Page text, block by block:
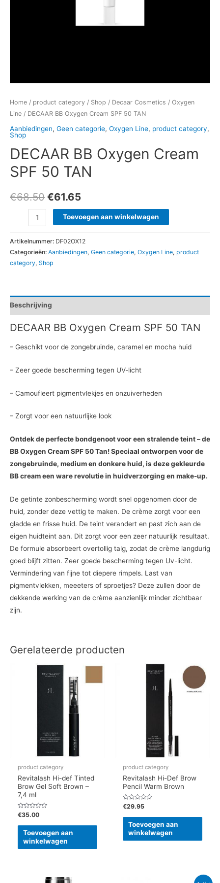
Home / product category / Shop / Decaar Cosmetics / Oxygen
Line / DECAAR BB Oxygen Cream SPF 50 TAN
Aanbiedingen, Geen categorie, Oxygen Line, product category,
Shop
DECAAR BB Oxygen Cream
SPF 50 TAN
€68.50 €61.65
Toevoegen aan winkelwagen
Artikelnummer: DF02OX12
Categorieën: Aanbiedingen, Geen categorie, Oxygen Line, product
category, Shop
Beschrijving
DECAAR BB Oxygen Cream SPF 50 TAN
– Geschikt voor de zongebruinde, caramel en mocha huid
– Zeer goede bescherming tegen UV-licht
– Camoufleert pigmentvlekjes en onzuiverheden
– Zorgt voor een natuurlijke look
Ontdek de perfecte bondgenoot voor een stralende teint – de
BB Oxygen Cream SPF 50 Tan! Speciaal ontworpen voor de
zongebruinde, medium en donkere huid, is deze gekleurde
BB cream een ware revolutie in huidverzorging en make-up.
De getinte zonbescherming wordt snel opgenomen door de
huid, zonder deze vettig te maken. De crème zorgt voor een
gladde en frisse huid. De teint verandert en past zich aan de
eigen huidteint aan. Dit zorgt voor een zeer natuurlijk resultaat.
De formule absorbeert overtollig talg, zodat de crème langdurig
goed blijft zitten. Zeer goede bescherming tegen Uv-licht.
Vermindering van fijne tot diepere rimpels. Last van
pigmentvlekken, meeeters of sproetjes? Deze zullen door de
dekkende werking van de crème aanzienlijk minder zichtbaar
zijn.
Gerelateerde producten
product category
Revitalash Hi-def Tinted
Brow Gel Soft Brown –
7,4 ml
Gewaardeerd
uit
€35.00
Toevoegen aan
winkelwagen
product category
Revitalash Hi-Def Brow
Pencil Warm Brown
Gewaardeerd
uit
€29.95
Toevoegen aan
winkelwagen